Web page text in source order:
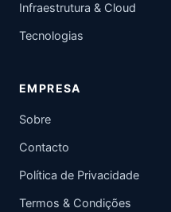
Infraestrutura & Cloud
Tecnologias
EMPRESA
Sobre
Contacto
Política de Privacidade
Termos & Condições